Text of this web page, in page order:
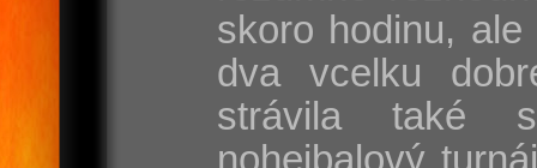
skoro hodinu,
dva vcelku
strávila také
nohejbalový